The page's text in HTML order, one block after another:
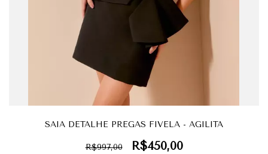
SAIA DETALHE PREGAS FIVELA - AGILITA
R$997,00 R$450,00